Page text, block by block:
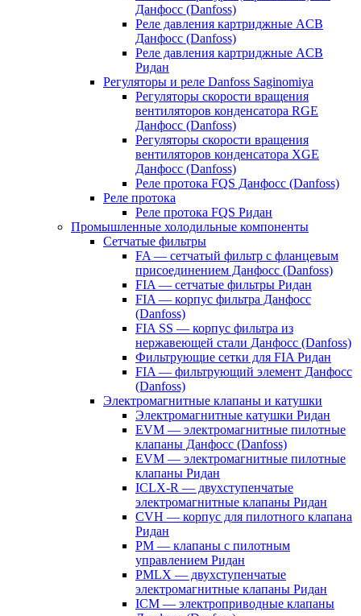
Данфосс (Danfoss)
Реле давления картриджные ACB
Данфосс (Danfoss)
Реле давления картриджные ACB
Ридан
Регуляторы и реле Danfoss Saginomiya
Регуляторы скорости вращения
вентиляторов конденсатора RGE
Данфосс (Danfoss)
Регуляторы скорости вращения
вентиляторов конденсатора XGE
Данфосс (Danfoss)
Реле протока FQS Данфосс (Danfoss)
Реле протока
Реле протока FQS Ридан
Промышленные холодильные компоненты
Сетчатые фильтры
FA — сетчатый фильтр с фланцевым
присоединением Данфосс (Danfoss)
FIA — сетчатые фильтры Ридан
FIA — корпус фильтра Данфосс
(Danfoss)
FIA SS — корпус фильтра из
нержавеющей стали Данфосс (Danfoss)
Фильтрующие сетки для FIA Ридан
FIA — фильтрующий элемент Данфосс
(Danfoss)
Электромагнитные клапаны и катушки
Электромагнитные катушки Ридан
EVM — электромагнитные пилотные
клапаны Данфосс (Danfoss)
EVM — электромагнитные пилотные
клапаны Ридан
ICLX-R — двухступенчатые
электромагнитные клапаны Ридан
CVH — корпус для пилотного клапана
Ридан
PM — клапаны с пилотным
управлением Ридан
PMLX — двухступенчатые
электромагнитные клапаны Ридан
ICM — электроприводные клапаны